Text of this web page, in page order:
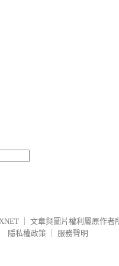
文章與圖片權利屬原作者
隱私權政策
服務聲明